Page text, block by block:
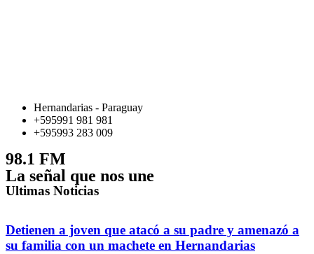
Hernandarias - Paraguay
+595991 981 981
+595993 283 009
98.1 FM
La señal que nos une
Ultimas Noticias
Detienen a joven que atacó a su padre y amenazó a
su familia con un machete en Hernandarias